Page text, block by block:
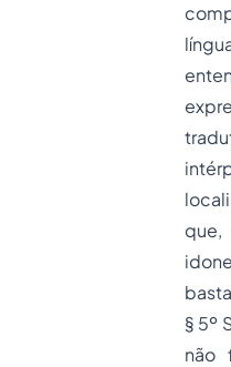
§ 5º
não